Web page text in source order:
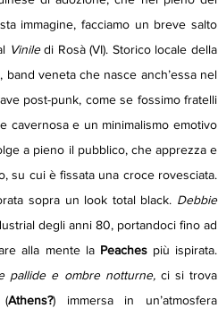
immagine, facciamo un breve salto
Vinile di Rosà (VI). Storico locale della
band veneta che nasce anch’essa nel
post-punk, come se fossimo fratelli
cavernosa e un minimalismo emotivo
a pieno il pubblico, che apprezza e
su cui è fissata una croce rovesciata.
sopra un look total black. Debbie
degli anni 80, portandoci fino ad
alla mente la Peaches più ispirata.
pallide e ombre notturne, ci si trova
(Athens?) immersa in un’atmosfera